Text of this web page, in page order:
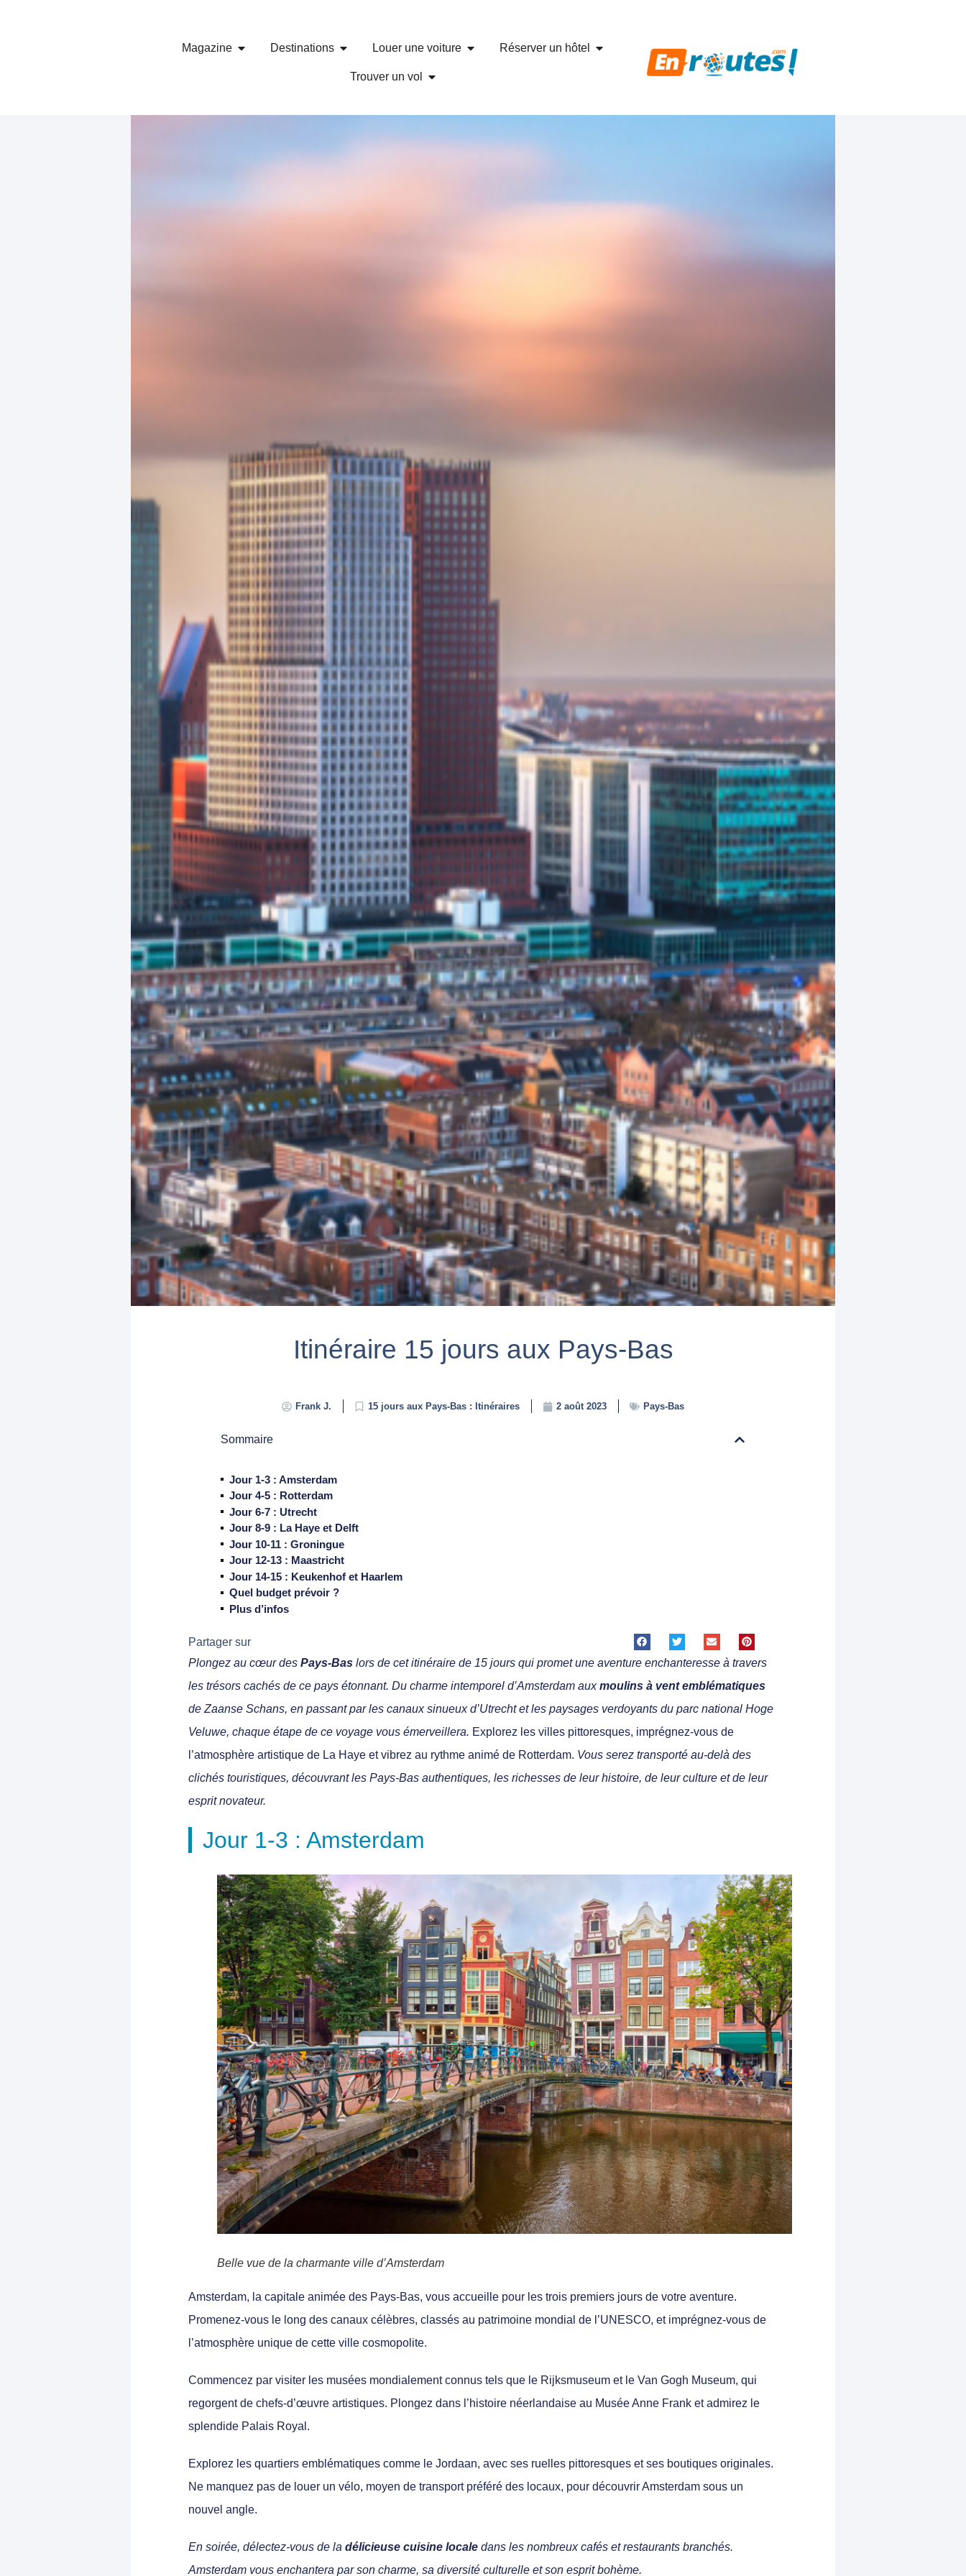
Magazine Destinations Louer une voiture Réserver un hôtel
Trouver un vol
Itinéraire 15 jours aux Pays-Bas
Frank J. 15 jours aux Pays-Bas : Itinéraires 2 août 2023 Pays-Bas
Sommaire
Jour 1-3 : Amsterdam
Jour 4-5 : Rotterdam
Jour 6-7 : Utrecht
Jour 8-9 : La Haye et Delft
Jour 10-11 : Groningue
Jour 12-13 : Maastricht
Jour 14-15 : Keukenhof et Haarlem
Quel budget prévoir ?
Plus d’infos
Partager sur
Plongez au cœur des Pays-Bas lors de cet itinéraire de 15 jours qui promet une aventure enchanteresse à travers
les trésors cachés de ce pays étonnant. Du charme intemporel d’Amsterdam auxmoulins à vent emblématiques
de Zaanse Schans, en passant par les canaux sinueux d’Utrecht et les paysages verdoyants du parc national Hoge
Veluwe, chaque étape de ce voyage vous émerveillera. Explorez les villes pittoresques, imprégnez-vous de
l’atmosphère artistique de La Haye et vibrez au rythme animé de Rotterdam. Vous serez transporté au-delà des
clichés touristiques, découvrant les Pays-Bas authentiques, les richesses de leur histoire, de leur culture et de leur
esprit novateur.
Jour 1-3 : Amsterdam
Belle vue de la charmante ville d’Amsterdam
Amsterdam, la capitale animée des Pays-Bas, vous accueille pour les trois premiers jours de votre aventure.
Promenez-vous le long des canaux célèbres, classés au patrimoine mondial de l’UNESCO, et imprégnez-vous de
l’atmosphère unique de cette ville cosmopolite.
Commencez par visiter les musées mondialement connus tels que le Rijksmuseum et le Van Gogh Museum, qui
regorgent de chefs-d’œuvre artistiques. Plongez dans l’histoire néerlandaise au Musée Anne Frank et admirez le
splendide Palais Royal.
Explorez les quartiers emblématiques comme le Jordaan, avec ses ruelles pittoresques et ses boutiques originales.
Ne manquez pas de louer un vélo, moyen de transport préféré des locaux, pour découvrir Amsterdam sous un
nouvel angle.
En soirée, délectez-vous de la délicieuse cuisine locale dans les nombreux cafés et restaurants branchés.
Amsterdam vous enchantera par son charme, sa diversité culturelle et son esprit bohème.